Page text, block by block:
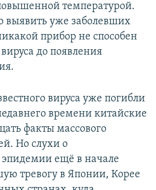
температурой.
уже заболевших
прибор не способен
до появления
вируса уже погибли
времени китайские
факты массового
Но слухи о
ещё в начале
тревогу в Японии, Корее